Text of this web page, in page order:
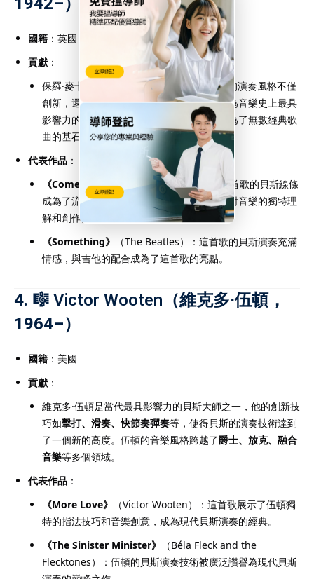
國籍 ：英國
貢獻 ：
保羅·麥卡尼作為
The Beatles
的貝斯手，他的演奏風格不僅
創新，還將貝斯融入了多種音樂風格中。作為音樂史上最具
影響力的貝斯手之一，麥卡尼的貝斯線條成為了無數經典歌
曲的基石。
代表作品 ：
《Come Together》
（The Beatles）：這首歌的貝斯線條
成為了流行音樂史上的經典，展現了麥卡尼對音樂的獨特理
解和創作能力。
《Something》
（The Beatles）：這首歌的貝斯演奏充滿
情感，與吉他的配合成為了這首歌的亮點。
4. 🎼Victor Wooten （維克多·伍頓，
1964–）
國籍 ：美國
貢獻 ：
維克多·伍頓是當代最具影響力的貝斯大師之一，他的創新技
巧如擊打、滑奏、快節奏彈奏等，使得貝斯的演奏技術達到
了一個新的高度。伍頓的音樂風格跨越了爵士、放克、融合
音樂等多個領域。
代表作品 ：
《More Love》
（Victor Wooten）：這首歌展示了伍頓獨
特的指法技巧和音樂創意，成為現代貝斯演奏的經典。
《The Sinister Minister》
（Béla Fleck and the
Flecktones）：伍頓的貝斯演奏技術被廣泛讚譽為現代貝斯